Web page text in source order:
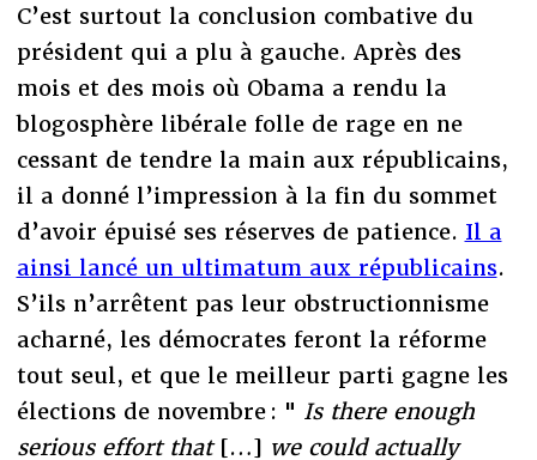
C’est surtout la conclusion combative du
président qui a plu à gauche. Après des
mois et des mois où Obama a rendu la
blogosphère libérale folle de rage en ne
cessant de tendre la main aux républicains,
il a donné l’impression à la fin du sommet
d’avoir épuisé ses réserves de patience. Il a
ainsi lancé un ultimatum aux républicains.
S’ils n’arrêtent pas leur obstructionnisme
acharné, les démocrates feront la réforme
tout seul, et que le meilleur parti gagne les
élections de novembre : " Is there enough
serious effort that […] we could actually